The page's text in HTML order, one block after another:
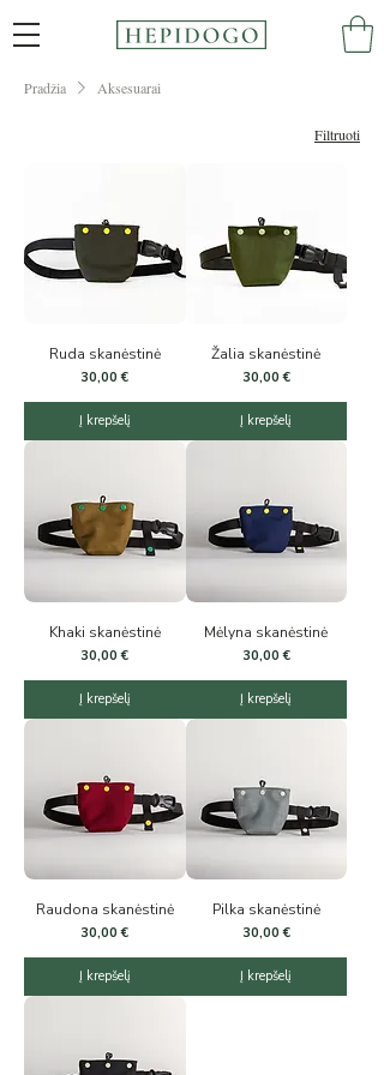
Pradžia Aksesuarai
Filtruoti
Ruda skanėstinė
Kaina
30,00 €
Į krepšelį
Žalia skanėstinė
Kaina
30,00 €
Į krepšelį
Khaki skanėstinė
Kaina
30,00 €
Į krepšelį
Mėlyna skanėstinė
Kaina
30,00 €
Į krepšelį
Raudona skanėstinė
Kaina
30,00 €
Į krepšelį
Pilka skanėstinė
Kaina
30,00 €
Į krepšelį